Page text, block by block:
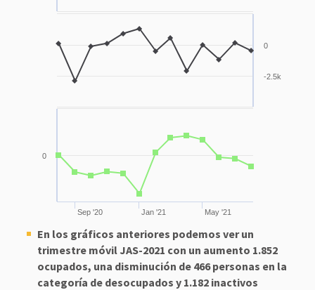
Sep '20 Jan '21 May '21
-2.5k
0
0
En los gráficos anteriores podemos ver un
trimestre móvil JAS-2021 con un aumento 1.852
ocupados, una disminución de 466 personas en la
categoría de desocupados y 1.182 inactivos